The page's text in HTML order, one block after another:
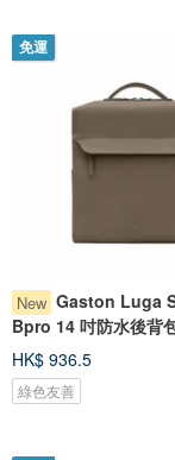
免運
New Gaston Luga
Bpro 14 吋防水後背
【新品現貨】
HK$ 936.5
綠色友善